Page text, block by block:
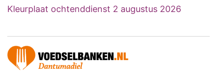
Kleurplaat ochtenddienst 2 augustus 2026